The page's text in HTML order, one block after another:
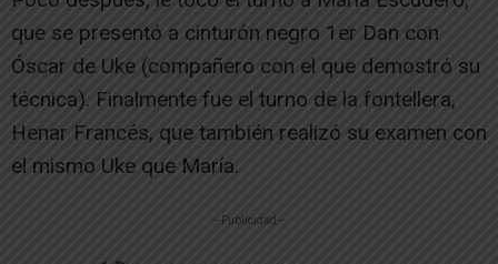
que se presentó a cinturón negro 1er Dan con
Óscar de Uke (compañero con el que demostró su
técnica). Finalmente fue el turno de la fontellera,
Henar Francés, que también realizó su examen con
el mismo Uke que María.
-- Publicidad --